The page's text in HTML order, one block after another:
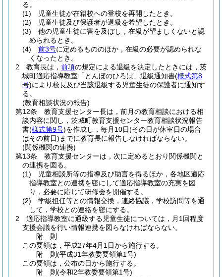
る。
(1)
児童生徒が在籍校への登校を再開したとき。
(2)
児童生徒及び保護者が退級を希望したとき。
(3)
他の児童生徒に害を及ぼし，在級が望ましくないと認
められるとき。
(4)
前3号に定めるもののほか，在級の必要が認められな
くなったとき。
2
教育長は， 前項の規定による退級を決定したときには，茨
城町適応指導教室「とんぼのひろば」退級通知書(様式第8
号)により校長及び当該退級する児童生徒の保護者に通知す
る。
(教育相談状況の報告)
第12条
教育支援センター長は，前月の教育相談における相
談内容に関し，茨城町教育支援センター教育相談状況報告
書(様式第9号)を作成し，毎月10日(その日が休室日の場合
はその前日) までに教育長に報告しなければならない。
(関係機関の連携)
第13条
教育支援センターは，次に定めるとおり関係機関と
の連携を図る。
(1)
児童相談所等の指導及び助言を得るほか，各地区適応
指導教室との連携を密にして適応指導教室の充実を図
り，必要に応じて研修会を開催する。
(2)
学級担任等との情報交換，連絡協議，学校訪問等を通
して，学校との連絡を密にする。
2
適応指導教室に通級する児童生徒については，月1回程度
支援会議を行い情報連携を図らなければならない。
附 則
この要領は，平成27年4月1日から施行する。
附 則(平成31年教委要領第1号)
この要領は，公布の日から施行する。
附 則(令和2年教委要領第1号)